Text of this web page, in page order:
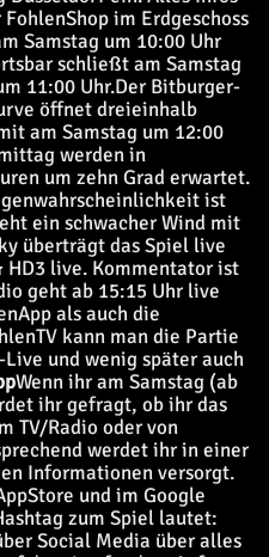
FohlenShop im Erdgeschoss
Samstag um 10:00 Uhr
schließt am Samstag
11:00 Uhr.Der Bitburger-
öffnet dreieinhalb
am Samstag um 12:00
werden in
um zehn Grad erwartet.
ist
ein schwacher Wind mit
überträgt das Spiel live
HD3 live. Kommentator ist
geht ab 15:15 Uhr live
als auch die
kann man die Partie
und wenig später auch
Wenn ihr am Samstag (ab
ihr gefragt, ob ihr das
TV/Radio oder von
werdet ihr in einer
Informationen versorgt.
und im Google
zum Spiel lautet:
Social Media über alles